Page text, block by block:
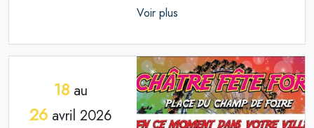
Voir plus
18au
26avril 2026